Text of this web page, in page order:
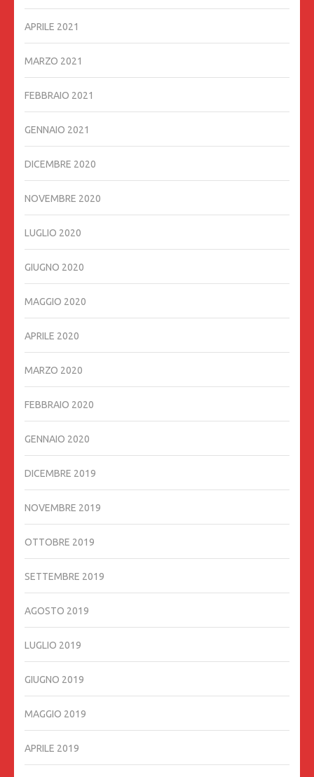
APRILE 2021
MARZO 2021
FEBBRAIO 2021
GENNAIO 2021
DICEMBRE 2020
NOVEMBRE 2020
LUGLIO 2020
GIUGNO 2020
MAGGIO 2020
APRILE 2020
MARZO 2020
FEBBRAIO 2020
GENNAIO 2020
DICEMBRE 2019
NOVEMBRE 2019
OTTOBRE 2019
SETTEMBRE 2019
AGOSTO 2019
LUGLIO 2019
GIUGNO 2019
MAGGIO 2019
APRILE 2019